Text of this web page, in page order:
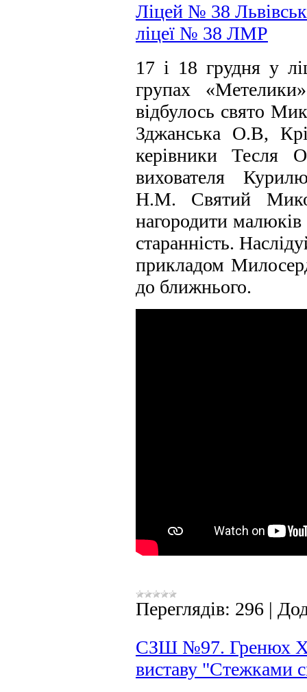
Ліцей № 38
ліцеї № 38 ЛМР
17 і 18 грудня у
групах
відбулось свято
Зджанська О.В,
керівники Тесля
вихователя
Н.М. Святий
нагородити малюків
старанність.
прикладом
до ближнього.
Переглядів: 296 |
СЗШ №97. Гренюх
виставу "Стежками